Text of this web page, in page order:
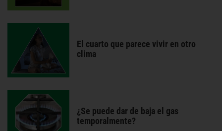
El cuarto que parece vivir en otro
clima
¿Se puede dar de baja el gas
temporalmente?